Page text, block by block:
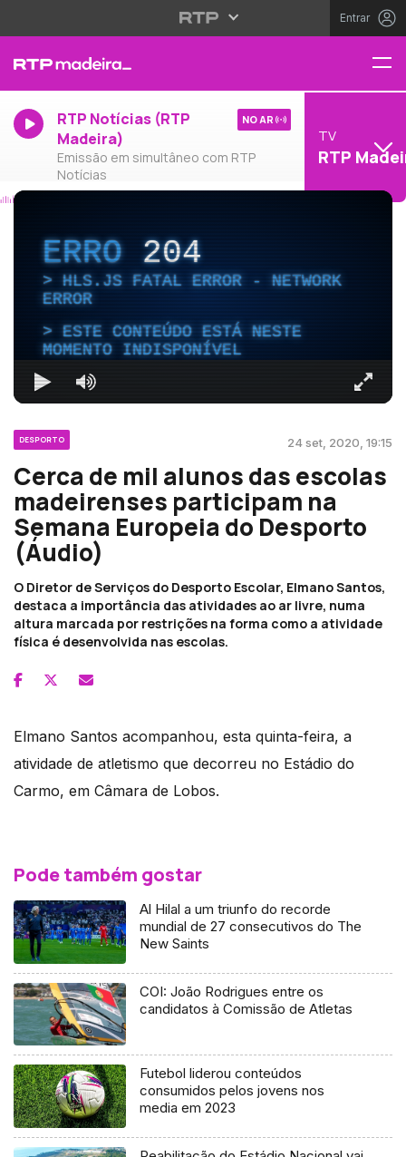
Entrar
RTP Notícias (RTP
Madeira)
Emissão em simultâneo com RTP
Notícias
NO AR
TV
RTP
ERRO204
HLS.JS FATAL ERROR - NETWORK
ERROR
ESTE CONTEÚDO ESTÁ NESTE
MOMENTO INDISPONÍVEL
DESPORTO 24 set, 2020, 19:15
Cerca de mil alunos das escolas
madeirenses participam na
Semana Europeia do Desporto
(Áudio)
O Diretor de Serviços do Desporto Escolar, Elmano Santos,
destaca a importância das atividades ao ar livre, numa
altura marcada por restrições na forma como a atividade
física é desenvolvida nas escolas.
Elmano Santos acompanhou, esta quinta-feira, a
atividade de atletismo que decorreu no Estádio do
Carmo, em Câmara de Lobos.
Pode também gostar
Al Hilal a um triunfo do recorde
mundial de 27 consecutivos do The
New Saints
COI: João Rodrigues entre os
candidatos à Comissão de Atletas
Futebol liderou conteúdos
consumidos pelos jovens nos
media em 2023